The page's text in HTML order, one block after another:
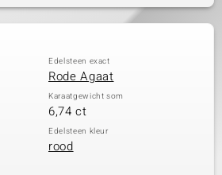
Edelsteen exact
Rode Agaat
Karaatgewicht som
6,74 ct
Edelsteen kleur
rood